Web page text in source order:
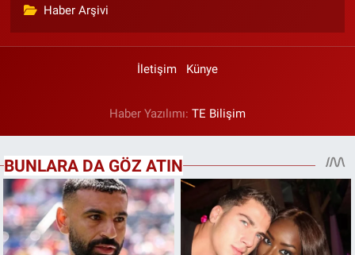
Haber Arşivi
İletişim Künye
Haber Yazılımı: TE Bilişim